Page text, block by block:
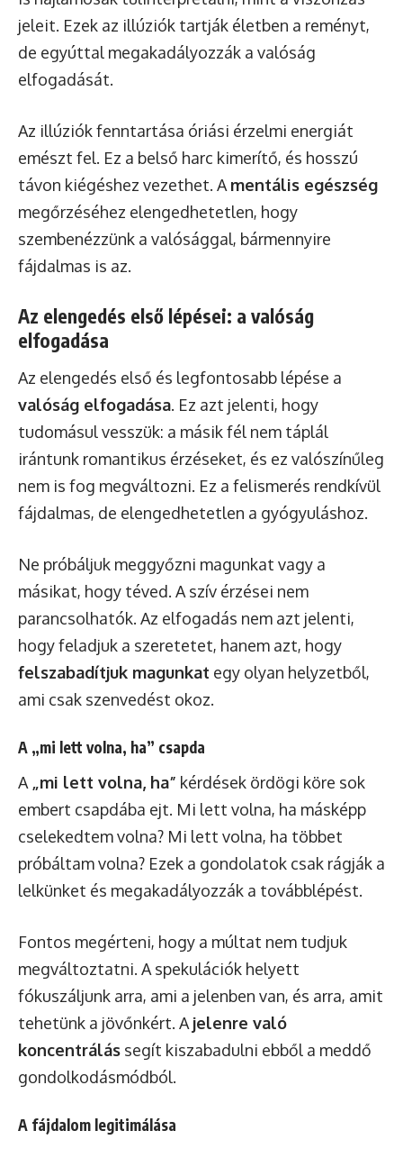
jeleit. Ezek az illúziók tartják életben a reményt,
de egyúttal megakadályozzák a valóság
elfogadását.
Az illúziók fenntartása óriási érzelmi energiát
emészt fel. Ez a belső harc kimerítő, és hosszú
távon kiégéshez vezethet. A mentális egészség
megőrzéséhez elengedhetetlen, hogy
szembenézzünk a valósággal, bármennyire
fájdalmas is az.
Az elengedés első lépései: a valóság
elfogadása
Az elengedés első és legfontosabb lépése a
valóság elfogadása. Ez azt jelenti, hogy
tudomásul vesszük: a másik fél nem táplál
irántunk romantikus érzéseket, és ez valószínűleg
nem is fog megváltozni. Ez a felismerés rendkívül
fájdalmas, de elengedhetetlen a gyógyuláshoz.
Ne próbáljuk meggyőzni magunkat vagy a
másikat, hogy téved. A szív érzései nem
parancsolhatók. Az elfogadás nem azt jelenti,
hogy feladjuk a szeretetet, hanem azt, hogy
felszabadítjuk magunkat egy olyan helyzetből,
ami csak szenvedést okoz.
A „mi lett volna, ha” csapda
A „mi lett volna, ha” kérdések ördögi köre sok
embert csapdába ejt. Mi lett volna, ha másképp
cselekedtem volna? Mi lett volna, ha többet
próbáltam volna? Ezek a gondolatok csak rágják a
lelkünket és megakadályozzák a továbblépést.
Fontos megérteni, hogy a múltat nem tudjuk
megváltoztatni. A spekulációk helyett
fókuszáljunk arra, ami a jelenben van, és arra, amit
tehetünk a jövőnkért. A jelenre való
koncentrálás segít kiszabadulni ebből a meddő
gondolkodásmódból.
A fájdalom legitimálása